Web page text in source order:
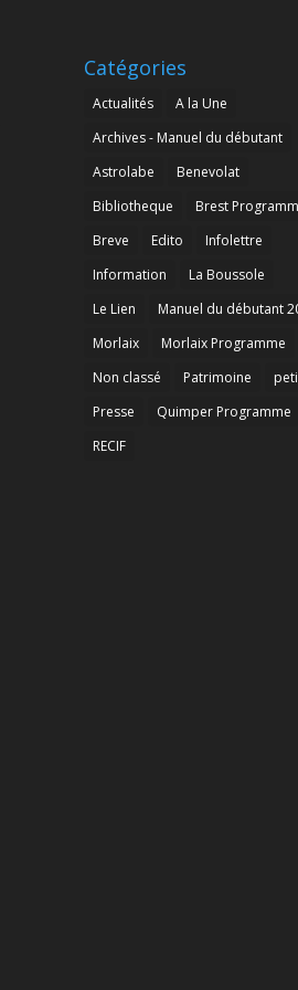
Catégories
Actualités
A la Une
Archives - Manuel du débutant
Astrolabe
Benevolat
Bibliotheque
Brest
Breve
Edito
Infolettre
Information
La Boussole
Le Lien
Manuel du débutant
Morlaix
Morlaix Programme
Non classé
Patrimoine
Presse
Quimper Programme
RECIF